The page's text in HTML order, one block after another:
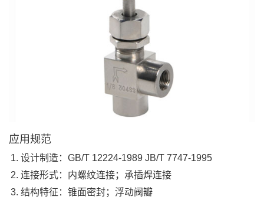
应用规范
设计制造：GB/T 12224-1989 JB/T 7747-1995
连接形式：内螺纹连接；承插焊连接
结构特征：锥面密封；浮动阀瓣